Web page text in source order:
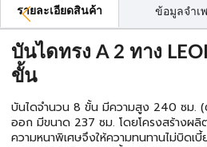
รายละเอียดสินค้า ข้อมูลจำเ
บันไดทรง A 2 ทาง
ขั้น
บันไดจำนวน 8 ขั้น มีความสูง 240 ซม.
ออก มีขนาด 237 ซม. โดยโครงสร้างผ
ความหนาพิเศษจึงให้ความทนทานไม่บิดเ